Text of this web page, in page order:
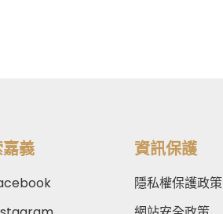
義 資訊保護
隱私權保護政策